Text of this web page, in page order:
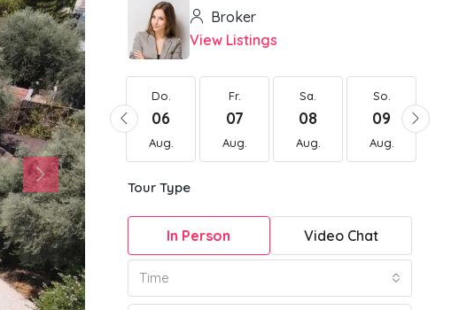
Broker
View Listings
Mi.
19
Aug.
Do.
20
Aug.
Do.
06
Aug.
Fr.
07
Aug.
Sa.
08
Aug.
So.
09
Aug.
Tour Type
In Person Video Chat
Time